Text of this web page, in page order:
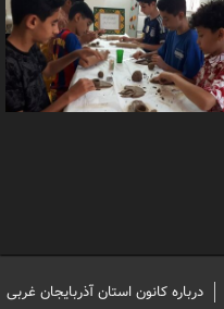
درباره کانون استان آذربایجان غربی